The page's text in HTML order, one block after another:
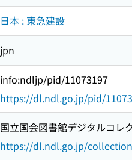
日本 : 東急建設
jpn
info:ndljp/pid/11073197
https://dl.ndl.go.jp/pid/
国立国会図書館デジタルコレ
https://dl.ndl.go.jp/